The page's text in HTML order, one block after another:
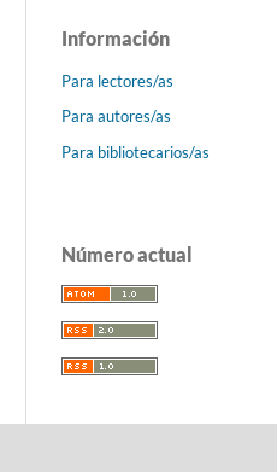
Información
Para lectores/as
Para autores/as
Para bibliotecarios/as
Número actual